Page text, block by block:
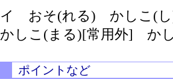
イ おそ(れる)
かしこ(
かしこ(まる)[常用外] か
ポイントなど